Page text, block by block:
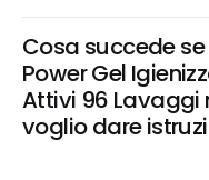
Cosa succede se
Power Gel
Attivi 96 Lavaggi
voglio dare